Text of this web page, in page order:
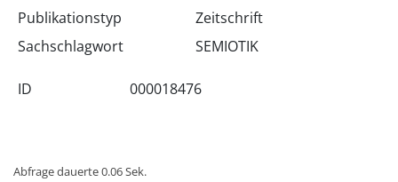
Publikationstyp
Zeitschrift
Sachschlagwort
SEMIOTIK
ID 000018476
Abfrage dauerte 0.06 Sek.